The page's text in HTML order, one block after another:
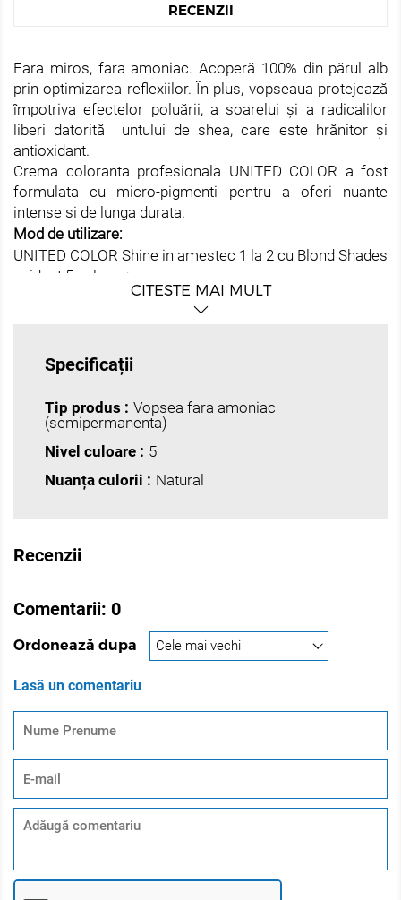
RECENZII
Fara miros, fara amoniac. Acoperă 100% din părul alb
prin optimizarea reflexiilor. În plus, vopseaua protejează
împotriva efectelor poluării, a soarelui și a radicalilor
liberi datorită untului de shea, care este hrănitor și
antioxidant.
Crema coloranta profesionala UNITED COLOR a fost
formulata cu micro-pigmenti pentru a oferi nuante
intense si de lunga durata.
Mod de utilizare:
UNITED COLOR Shine in amestec 1 la 2 cu Blond Shades
oxidant 5 volume;
Timp de expunere 10 minute
Emulsie - Clatire - Sampon dupa vopsire pH 4,5. După
Color pH3.5.
CITESTE MAI MULT
Specificații
Tip produs : Vopsea fara amoniac
(semipermanenta)
Nivel culoare : 5
Nuanța culorii : Natural
Recenzii
Comentarii: 0
Ordonează dupa
Lasă un comentariu